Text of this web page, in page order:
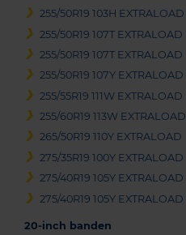
255/50R19 103H EXTRALOAD
255/50R19 107T EXTRALOAD
255/50R19 107T EXTRALOAD
255/50R19 107Y EXTRALOAD
255/55R19 111W EXTRALOAD
255/60R19 113W EXTRALOAD
265/50R19 110Y EXTRALOAD
275/35R19 100Y EXTRALOAD
275/40R19 105Y EXTRALOAD
275/40R19 105Y EXTRALOAD
20-inch banden